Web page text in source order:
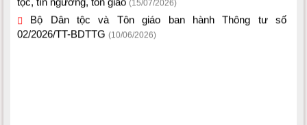
02/2026/TT-BDTTG (10/06/2026)